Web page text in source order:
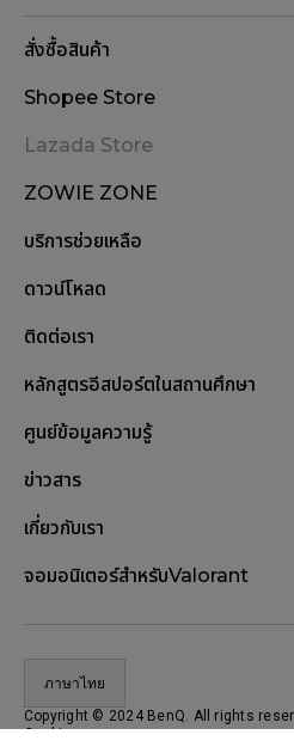
สั่งซื้อสินค้า
Shopee Store
Lazada Store
ZOWIE ZONE
บริการช่วยเหลือ
ดาวน์โหลด
ติดต่อเรา
หลักสูตรอีสปอร์ตในสถานศึกษา
ศูนย์ข้อมูลความรู้
ข่าวสาร
เกี่ยวกับเรา
จอมอนิเตอร์สำหรับValorant
ภาษาไทย
Copyright © 2024 BenQ. All rights
Cookies